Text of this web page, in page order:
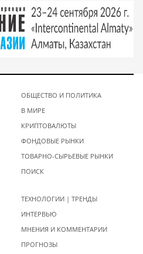
ОБЩЕСТВО И ПОЛИТИКА
В МИРЕ
КРИПТОВАЛЮТЫ
ФОНДОВЫЕ РЫНКИ
ТОВАРНО-СЫРЬЕВЫЕ РЫНКИ
ПОИСК
ТЕХНОЛОГИИ | ТРЕНДЫ
ИНТЕРВЬЮ
МНЕНИЯ И КОММЕНТАРИИ
ПРОГНОЗЫ